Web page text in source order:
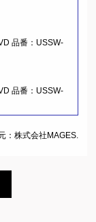
品番：USSW-
品番：USSW-
株式会社MAGES.